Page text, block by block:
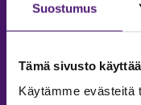
Suostumus
Tämä sivusto
Käytämme evästeitä